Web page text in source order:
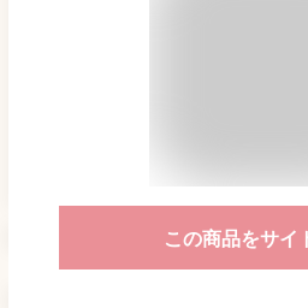
この商品をサイ